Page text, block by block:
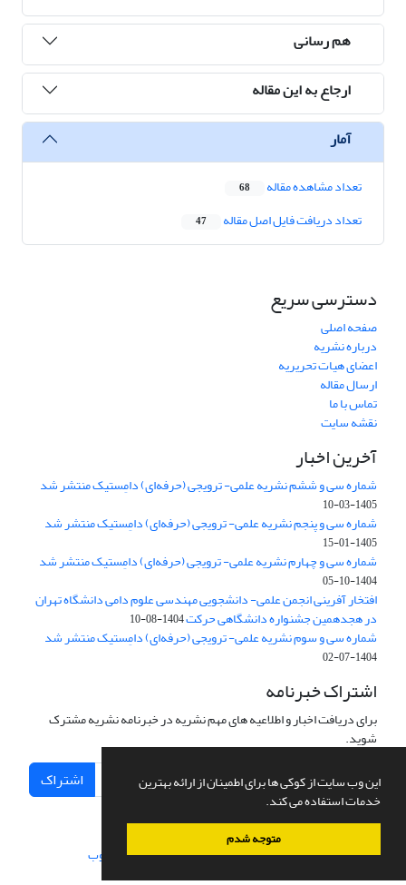
این وب سایت از کوکی ها برای اطمینان از ارائه بهترین
خدمات استفاده می کند.
متوجه شدم
هم رسانی
ارجاع به این مقاله
آمار
تعداد مشاهده مقاله 68
تعداد دریافت فایل اصل مقاله 47
دسترسی سریع
صفحه اصلی
درباره نشریه
اعضای هیات تحریریه
ارسال مقاله
تماس با ما
نقشه سایت
آخرین اخبار
شماره سی و ششم نشریه علمی- ترویجی (حرفه‌ای) دامِستیک منتشر شد
1405-03-10
شماره سی و پنجم نشریه علمی- ترویجی (حرفه‌ای) دامِستیک منتشر شد
1405-01-15
شماره سی و چهارم نشریه علمی- ترویجی (حرفه‌ای) دامِستیک منتشر شد
1404-10-05
افتخار آفرینی انجمن علمی- دانشجویی مهندسی علوم دامی دانشگاه تهران
در هجدهمین جشنواره دانشگاهی حرکت1404-08-10
شماره سی و سوم نشریه علمی- ترویجی (حرفه‌ای) دامِستیک منتشر شد
1404-07-02
اشتراک خبرنامه
برای دریافت اخبار و اطلاعیه های مهم نشریه در خبرنامه نشریه مشترک
شوید.
اشتراک
سامانه مدیریت نشریات علمی.طراحی و پیاده سازی از سیناوب